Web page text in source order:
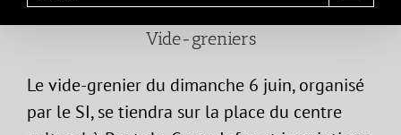
Vide-greniers
Le vide-grenier du dimanche 6 juin, organisé
par le SI, se tiendra sur la place du centre